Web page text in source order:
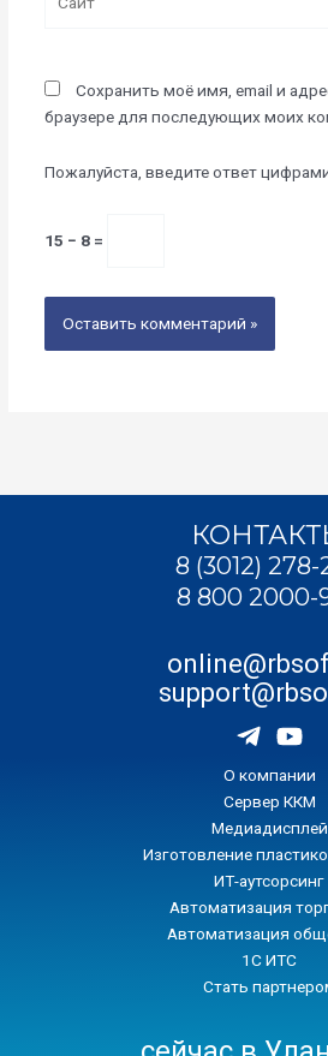
Сохранить моё имя, email и
браузере для последующих моих
Пожалуйста, введите ответ
15 − 8 =
8 (3012) 278-
8 800 2000-
О компании
Сервер ККМ
Медиадисплей
Изготовление
ИТ-аутсорсинг
Автоматизация
Автоматизация
1С ИТС
Стать